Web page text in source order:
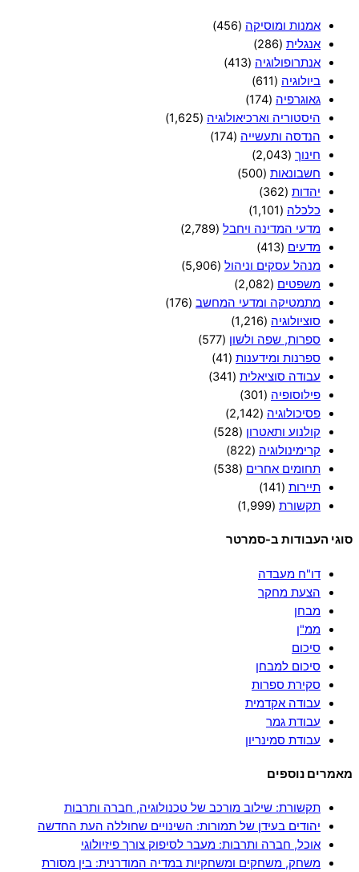
אמנות ומוסיקה (456)
אנגלית (286)
אנתרופולוגיה (413)
ביולוגיה (611)
גאוגרפיה (174)
היסטוריה וארכיאולוגיה (1,625)
הנדסה ותעשייה (174)
חינוך (2,043)
חשבונאות (500)
יהדות (362)
כלכלה (1,101)
מדעי המדינה ויחבל (2,789)
מדעים (413)
מנהל עסקים וניהול (5,906)
משפטים (2,082)
מתמטיקה ומדעי המחשב (176)
סוציולוגיה (1,216)
ספרות, שפה ולשון (577)
ספרנות ומידענות (41)
עבודה סוציאלית (341)
פילוסופיה (301)
פסיכולוגיה (2,142)
קולנוע ותאטרון (528)
קרימינולוגיה (822)
תחומים אחרים (538)
תיירות (141)
תקשורת (1,999)
סוגי העבודות ב-סמרטר
דו"ח מעבדה
הצעת מחקר
מבחן
ממ"ן
סיכום
סיכום למבחן
סקירת ספרות
עבודה אקדמית
עבודת גמר
עבודת סמינריון
מאמרים נוספים
תקשורת: שילוב מורכב של טכנולוגיה, חברה ותרבות
יהודים בעידן של תמורות: השינויים שחוללה העת החדשה
אוכל, חברה ותרבות: מעבר לסיפוק צורך פיזיולוגי
משחק, משחקים ומשחקיות במדיה המודרנית: בין מסורת